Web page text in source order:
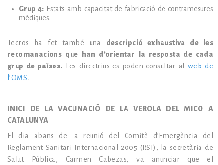
Grup 4:Estats amb capacitat de fabricació de contramesures
mèdiques.
Tedros ha fet també una descripció exhaustiva de les
recomanacions que han d’orientar la resposta de cada
grup de països. Les directrius es poden consultar al web de
l’OMS.
INICI DE LA VACUNACIÓ DE LA VEROLA DEL MICO A
CATALUNYA
El dia abans de la reunió del Comitè d’Emergència del
Reglament Sanitari Internacional 2005 (RSI), la secretària de
Salut Pública, Carmen Cabezas, va anunciar que el